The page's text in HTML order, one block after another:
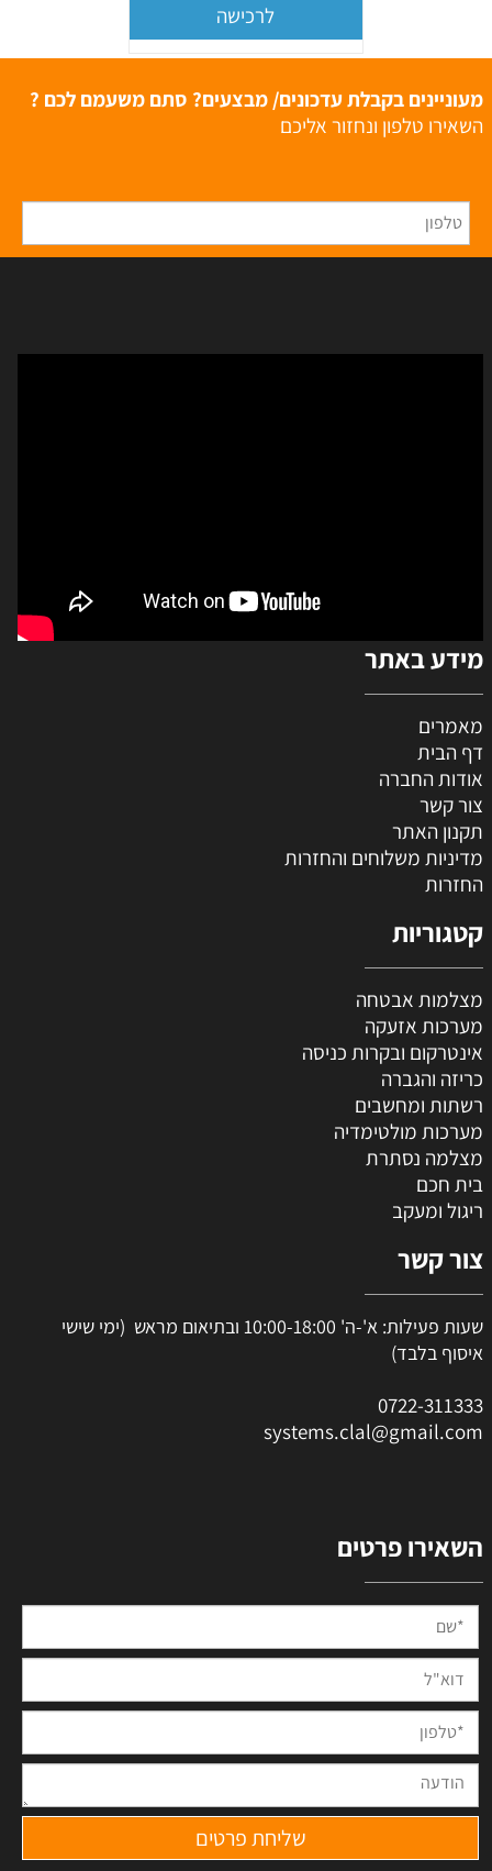
לרכישה
מעוניינים בקבלת עדכונים/ מבצעים? סתם משעמם לכם ?
השאירו טלפון ונחזור אליכם
מידע באתר
מאמרים
דף הבית
אודות החברה
צור קשר
תקנון האתר
מדיניות משלוחים והחזרות
החזרות
קטגוריות
מצלמות אבטחה
מערכות אזעקה
אינטרקום ובקרות כניסה
כריזה והגברה
רשתות ומחשבים
מערכות מולטימדיה
מצלמה נסתרת
בית חכם
ריגול ומעקב
צור קשר
שעות פעילות: א'-ה' 10:00-18:00 ובתיאום מראש (ימי שישי
איסוף בלבד)
0722-311333
systems.clal@gmail.com
השאירו פרטים